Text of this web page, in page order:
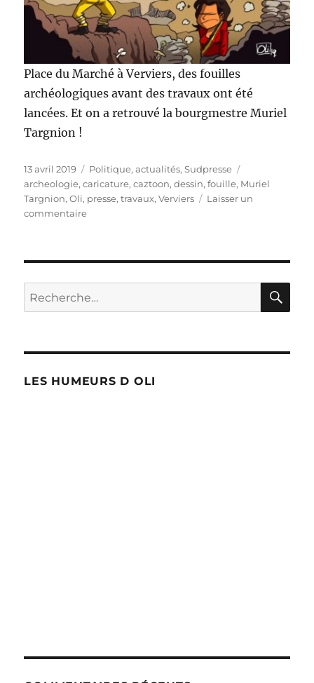
Place du Marché à Verviers, des fouilles
archéologiques avant des travaux ont été
lancées. Et on a retrouvé la bourgmestre Muriel
Targnion !
Publié
le
13 avril 2019 Catégories
Politique, actualités,Sudpresse
archeologie,caricature,caztoon,dessin,fouille, Muriel
Targnion,Oli, presse,travaux,Verviers
Laisser un
commentairesur
Recherche
pour :
LES HUMEURS D OLI